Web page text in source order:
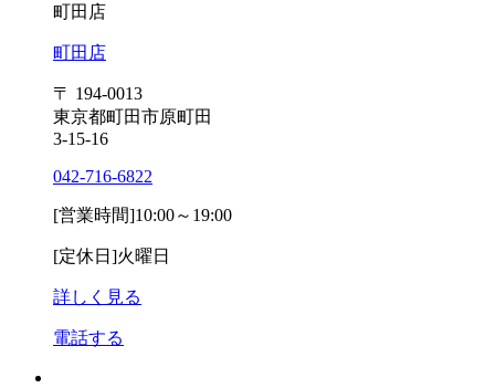
町田店
町田店
〒 194-0013
東京都町田市原町田
3-15-16
042-716-6822
[営業時間]10:00～19:00
[定休日]火曜日
詳しく見る
電話する